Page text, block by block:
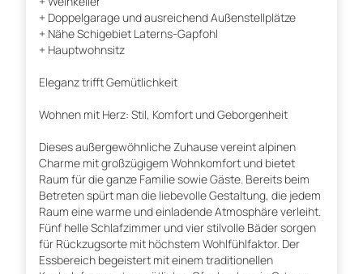
+ Doppelgarage und ausreichend Außenstellplätze
+ Nähe Schigebiet Laterns-Gapfohl
+ Hauptwohnsitz
Eleganz trifft Gemütlichkeit
Wohnen mit Herz: Stil, Komfort und Geborgenheit
Dieses außergewöhnliche Zuhause vereint alpinen
Charme mit großzügigem Wohnkomfort und bietet
Raum für die ganze Familie sowie Gäste. Bereits beim
Betreten spürt man die liebevolle Gestaltung, die jedem
Raum eine warme und einladende Atmosphäre verleiht.
Fünf helle Schlafzimmer und vier stilvolle Bäder sorgen
für Rückzugsorte mit höchstem Wohlfühlfaktor. Der
Essbereich begeistert mit einem traditionellen